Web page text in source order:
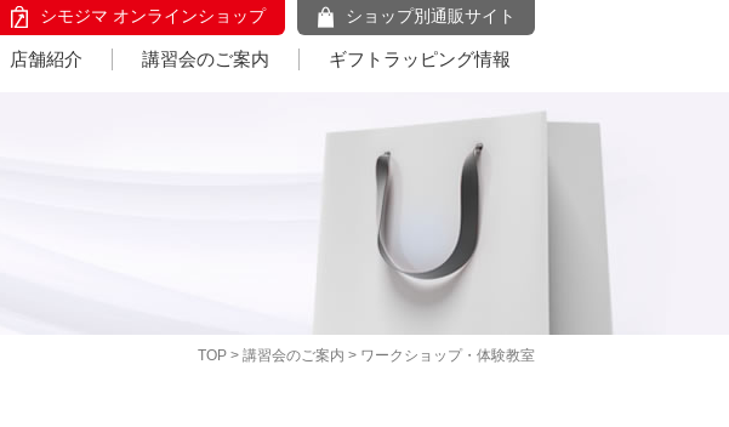
シモジマ オンラインショップ ショップ別通販サイト
店舗紹介 講習会のご案内 ギフトラッピング情報
TOP > 講習会のご案内 > ワークショップ・体験教室